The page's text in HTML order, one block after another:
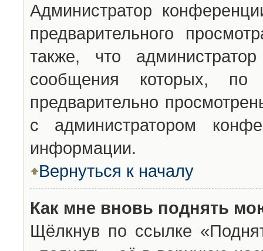
Администратор
предварительного
также, что
сообщения которых,
предварительно
с администратором
информации.
Вернуться к началу
Как мне вновь поднять
Щёлкнув по ссылке